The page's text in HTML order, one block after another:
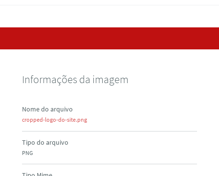
Informações da imagem
Nome do arquivo
cropped-logo-do-site.png
Tipo do arquivo
PNG